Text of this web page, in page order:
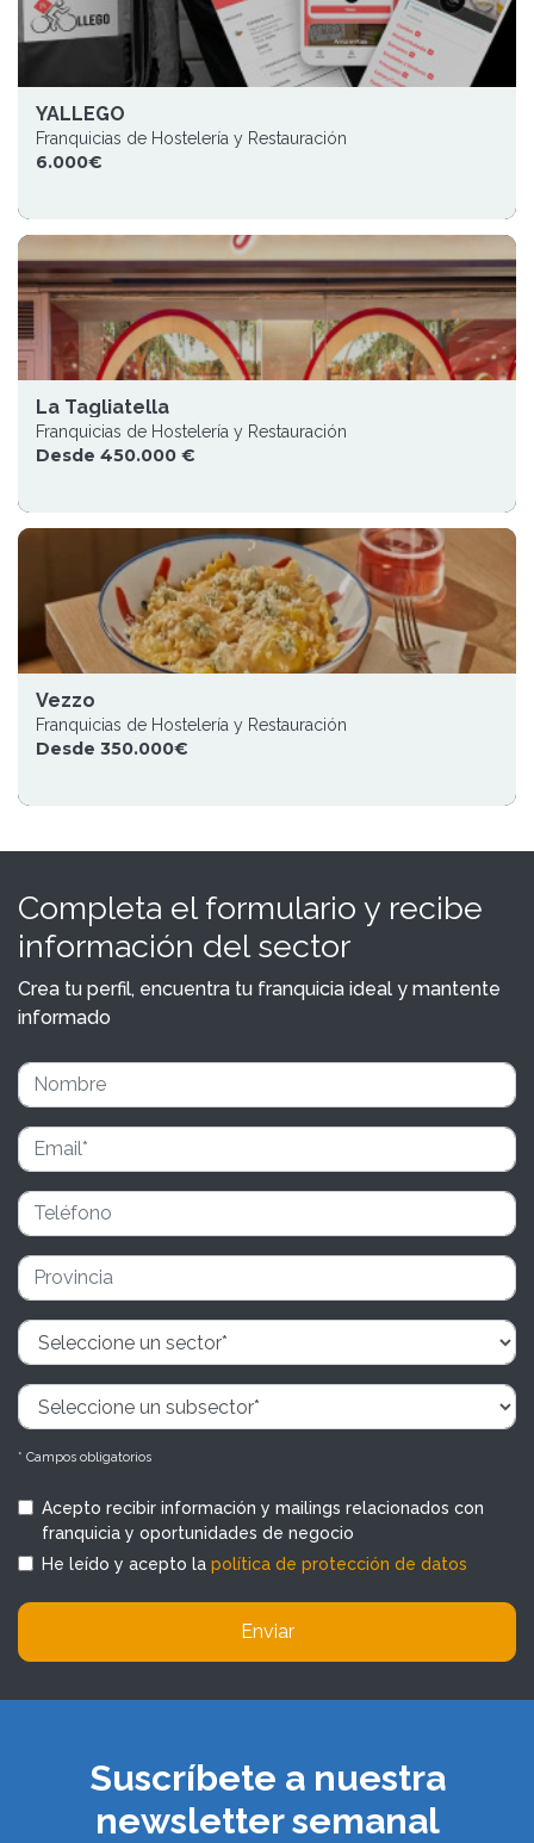
YALLEGO
Franquicias de Hostelería y Restauración
6.000€
La Tagliatella
Franquicias de Hostelería y Restauración
Desde 450.000 €
Vezzo
Franquicias de Hostelería y Restauración
Desde 350.000€
Completa el formulario y recibe
información del sector
Crea tu perfil, encuentra tu franquicia ideal y mantente
informado
* Campos obligatorios
Acepto recibir información y mailings relacionados con
franquicia y oportunidades de negocio
He leído y acepto la política de protección de datos
Enviar
Suscríbete a nuestra
newsletter semanal